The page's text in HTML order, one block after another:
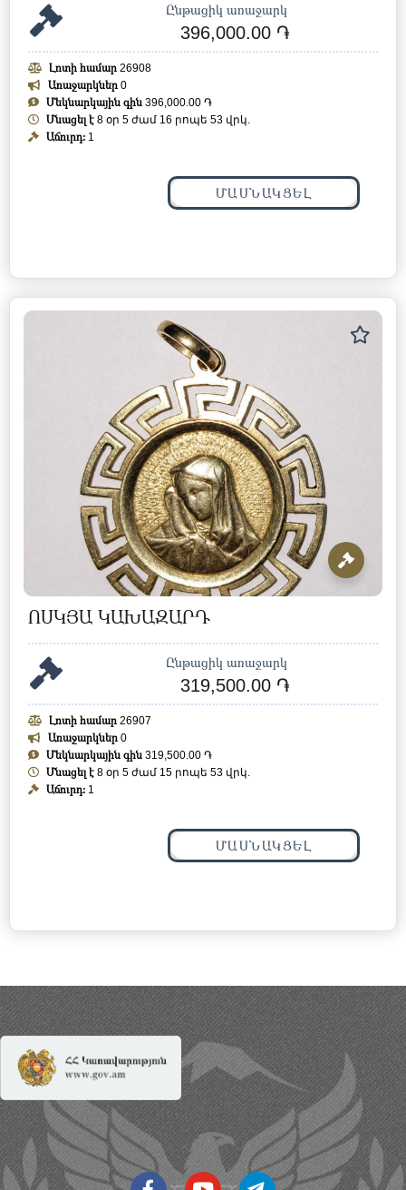
Ընթացիկ առաջարկ
396,000.00 ֏
Լոտի համար 26908
Առաջարկներ 0
Մեկնարկային գին 396,000.00 ֏
Մնացել է 8 օր 5 ժամ 16 րոպե 52 վրկ.
Աճուրդ: 1
ՄԱՍՆԱԿՑԵԼ
ՈՍԿՅԱ ԿԱԽԱԶԱՐԴ
Ընթացիկ առաջարկ
319,500.00 ֏
Լոտի համար 26907
Առաջարկներ 0
Մեկնարկային գին 319,500.00 ֏
Մնացել է 8 օր 5 ժամ 15 րոպե 52 վրկ.
Աճուրդ: 1
ՄԱՍՆԱԿՑԵԼ